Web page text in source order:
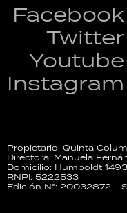
Facebook
Twitter
Youtube
Instagram
Propietario: Quinta
Directora: Manuela
Domicilio: Humboldt
RNPI: 5222533
Edición N°: 20032872 -